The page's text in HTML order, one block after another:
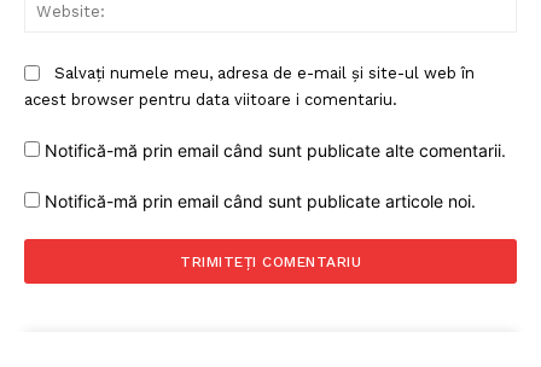
Salvați numele meu, adresa de e-mail și site-ul web în
acest browser pentru data viitoare i comentariu.
Notifică-mă prin email când sunt publicate alte comentarii.
Notifică-mă prin email când sunt publicate articole noi.